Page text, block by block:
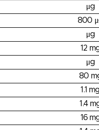
μg
800
μg
12
μg
80
1.1 mg
1.4
16